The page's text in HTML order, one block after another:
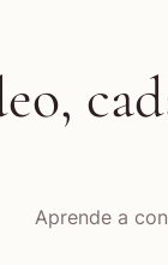
Aprende a